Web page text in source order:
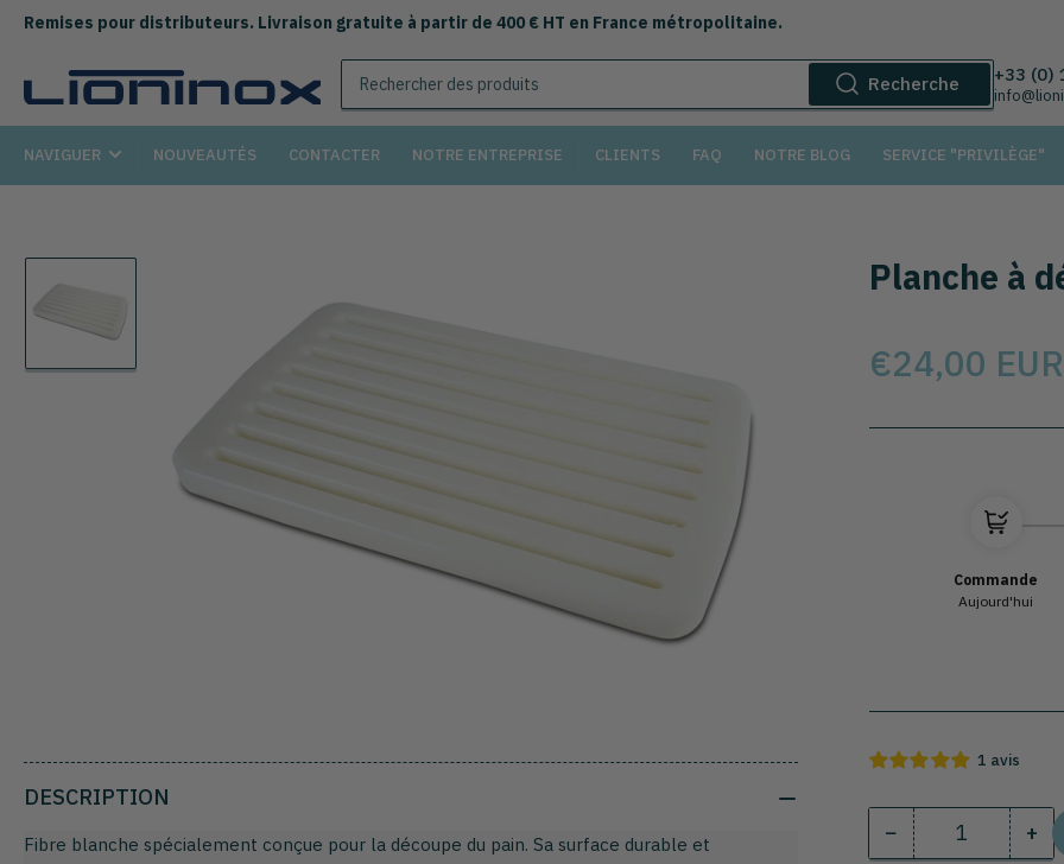
Remises pour distributeurs. Livraison gratuite à partir de 400 € HT en France métropolitaine.
Rechercher
des
produits
Recherche +33 (0)
NAVIGUER NOUVEAUTÉS CONTACTER NOTRE ENTREPRISE CLIENTS FAQ NOTRE BLOG SERVICE "PRIVILÈGE"
Chargement
la
Planche à
Prix
€24,00 EUR
Commande
Aujourd'hui
1 avis
− Diminuer
Quantité +
DESCRIPTION
Fibre blanche spécialement conçue pour la découpe du pain. Sa surface durable et